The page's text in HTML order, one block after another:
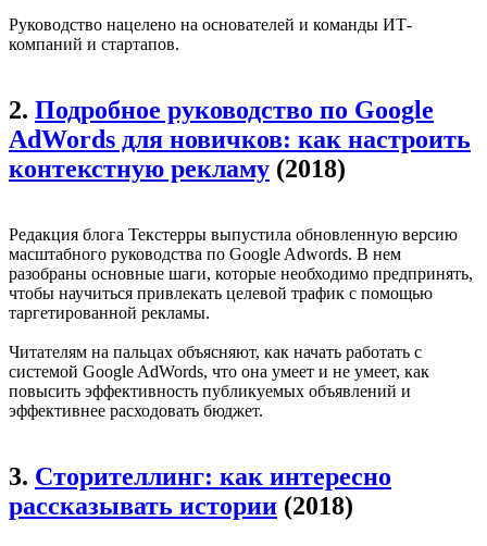
Руководство нацелено на основателей и команды ИТ-
компаний и стартапов.
2. Подробное руководство по Google
AdWords для новичков: как настроить
контекстную рекламу (2018)
Редакция блога Текстерры выпустила обновленную версию
масштабного руководства по Google Adwords. В нем
разобраны основные шаги, которые необходимо предпринять,
чтобы научиться привлекать целевой трафик с помощью
таргетированной рекламы.
Читателям на пальцах объясняют, как начать работать с
системой Google AdWords, что она умеет и не умеет, как
повысить эффективность публикуемых объявлений и
эффективнее расходовать бюджет.
3. Сторителлинг: как интересно
рассказывать истории (2018)